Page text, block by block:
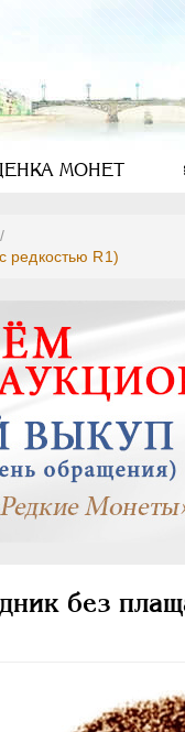
МОНЕТ
/
редкостью R1)
без